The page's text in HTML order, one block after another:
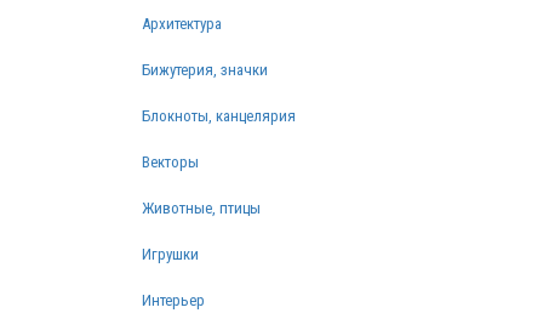
Архитектура
Бижутерия, значки
Блокноты, канцелярия
Векторы
Животные, птицы
Игрушки
Интерьер